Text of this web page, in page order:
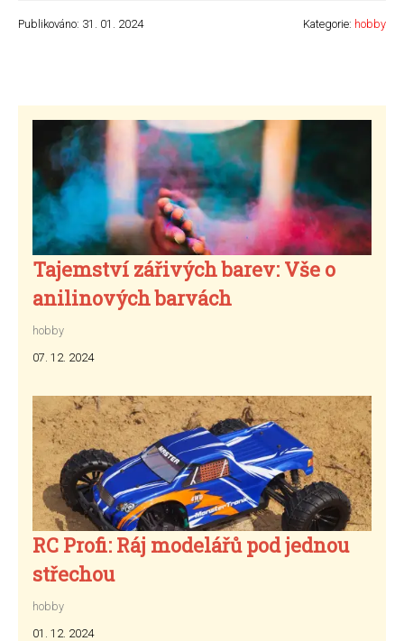
Publikováno: 31. 01. 2024 Kategorie: hobby
Tajemství zářivých barev: Vše o
anilinových barvách
hobby
07. 12. 2024
RC Profi: Ráj modelářů pod jednou
střechou
hobby
01. 12. 2024